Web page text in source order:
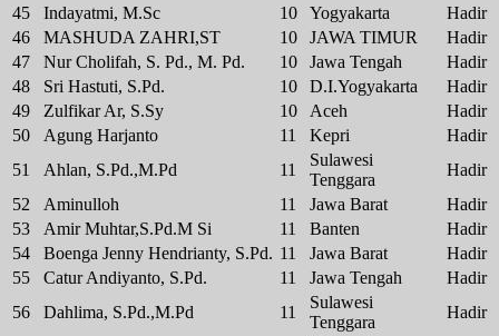
45
Indayatmi, M.Sc 10 Yogyakarta
Hadir
46
MASHUDA ZAHRI,ST 10 JAWA TIMUR
Hadir
47
Nur Cholifah, S. Pd., M. Pd. 10 Jawa Tengah
Hadir
48
Sri Hastuti, S.Pd. 10 D.I.Yogyakarta
Hadir
49
Zulfikar Ar, S.Sy 10 Aceh
Hadir
50
Agung Harjanto 11 Kepri
Hadir
51
Ahlan, S.Pd.,M.Pd 11
Sulawesi
Tenggara
Hadir
52
Aminulloh 11 Jawa Barat
Hadir
53
Amir Muhtar,S.Pd.M Si 11 Banten
Hadir
54
Boenga Jenny Hendrianty, S.Pd. 11 Jawa Barat
Hadir
55
Catur Andiyanto, S.Pd. 11 Jawa Tengah
Hadir
56
Dahlima, S.Pd.,M.Pd 11
Sulawesi
Tenggara
Hadir